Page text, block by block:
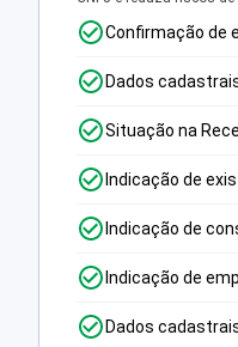
Confirmação de
Dados
Situação na
Indicação de
Indicação de
Indicação de
Dados